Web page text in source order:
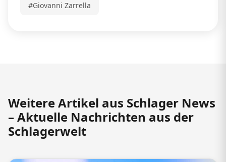
#Giovanni Zarrella
Weitere Artikel aus Schlager News
– Aktuelle Nachrichten aus der
Schlagerwelt